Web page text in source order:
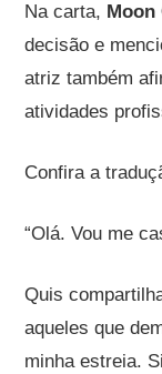
Na carta, Moon
decisão e
atriz também
atividades
Confira a
“Olá. Vou me
Quis
aqueles que
minha estreia.